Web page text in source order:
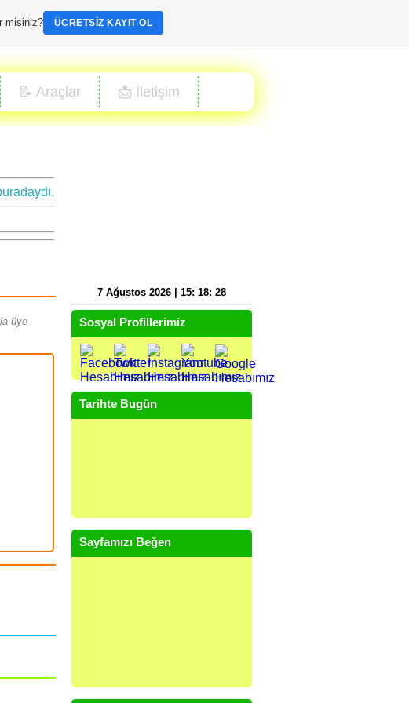
📝 Araçlar 📩 İletişim
7 Ağustos 2026 | 15: 18: 28
Sosyal Profillerimiz
Tarihte Bugün
Sayfamızı Beğen
üye
misiniz? ÜCRETSIZ KAYIT OL